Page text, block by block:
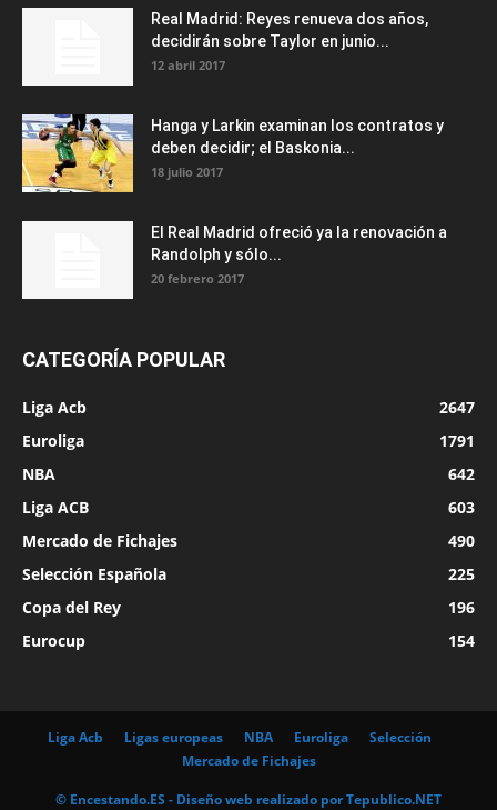
Real Madrid: Reyes renueva dos años,
decidirán sobre Taylor en junio...
12 abril 2017
Hanga y Larkin examinan los contratos y
deben decidir; el Baskonia...
18 julio 2017
El Real Madrid ofreció ya la renovación a
Randolph y sólo...
20 febrero 2017
CATEGORÍA POPULAR
Liga Acb
2647
Euroliga
1791
NBA
642
Liga ACB
603
Mercado de Fichajes
490
Selección Española
225
Copa del Rey
196
Eurocup
154
Liga Acb Ligas europeas NBA Euroliga
Selección
Mercado de Fichajes
© Encestando.ES - Diseño web realizado porTepublico.NET